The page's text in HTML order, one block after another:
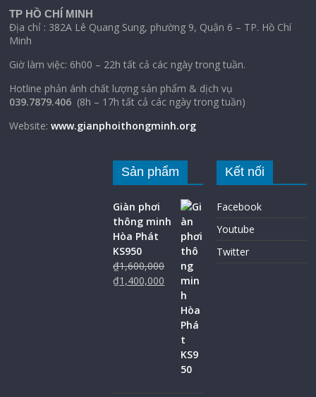
TP HỒ CHÍ MINH
Địa chỉ : 382A Lê Quang Sung, phường 9, Quận 6 – TP. Hồ Chí
Minh
Giờ làm việc: 6h00 – 22h tất cả các ngày trong tuần.
Hotline phản ánh chất lượng sản phẩm & dịch vụ
039.7879.406 (8h – 17h tất cả các ngày trong tuần)
Website:www.gianphoithongminh.org
Sản phẩm
Giàn phơi
thông minh
Hòa Phát
KS950
₫1,600,000
₫1,400,000
Kết nối
Facebook
Youtube
Twitter